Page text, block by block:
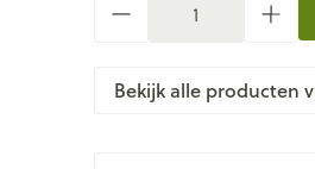
Bekijk alle producten